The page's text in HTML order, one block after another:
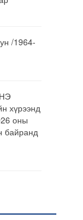
/1964-
хүрээнд
оны
байранд